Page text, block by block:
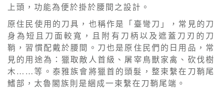
上頭，功能為便於掛於腰間之設計。
原住民使用的刀具，也稱作是「臺彎刀」，常見的刀
身為短且刀面較寬，且附有刀柄以及遮蓋刀刃的刀
鞘，習慣配戴於腰間。刀也是原住民們的日用品，常
見的用途為：獵取敵人首級、屠宰鳥獸家禽、砍伐樹
木……等。泰雅族會將獵首的頭髮，整束繫在刀鞘尾
鰭部，太魯閣族則是綑成一束繫在刀鞘尾端。